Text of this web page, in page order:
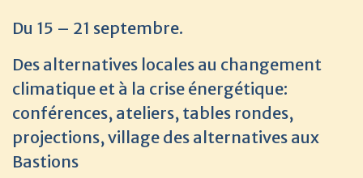
Du 15 – 21 septembre.
Des alternatives locales au changement
climatique et à la crise énergétique:
conférences, ateliers, tables rondes,
projections, village des alternatives aux
Bastions